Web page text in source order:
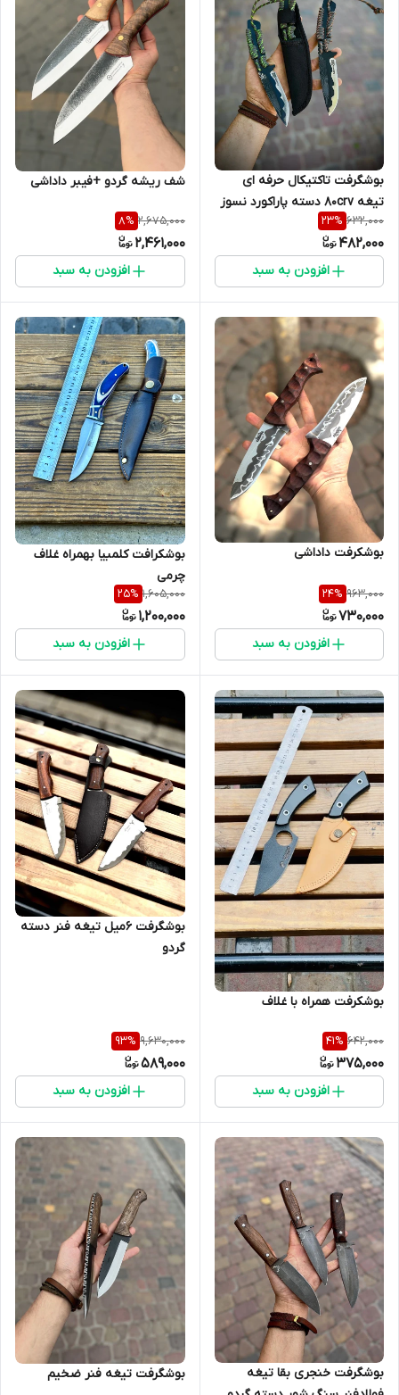
بوشگرفت تاکتیکال حرفه ای
تیغه ۸۰crv دسته پاراکورد نسوز
632,000
23%
482,000
افزودن به سبد
شف ریشه گردو +فیبر داداشی
2,675,000
8%
2,461,000
افزودن به سبد
بوشکرفت داداشی
963,000
24%
730,000
افزودن به سبد
بوشکرافت کلمبیا بهمراه غلاف
چرمی
1,605,000
25%
1,200,000
افزودن به سبد
بوشکرفت همراه با غلاف
642,000
41%
375,000
افزودن به سبد
بوشگرفت 6میل تیغه فنر دسته
گردو
9,630,000
93%
589,000
افزودن به سبد
بوشگرفت خنجری بقا تیغه
بوشگرفت تیغه فنر ضخیم